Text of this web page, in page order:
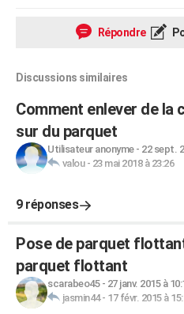
Répondre
Discussions similaires
Comment enlever de la
sur du parquet
Utilisateur anonyme- 22 sept.
valou- 23 mai 2018 à 23:26
9 réponses
Pose de parquet
parquet flottant
scarabeo45- 27 janv. 2015 à
jasmin44- 17 févr. 2015 à